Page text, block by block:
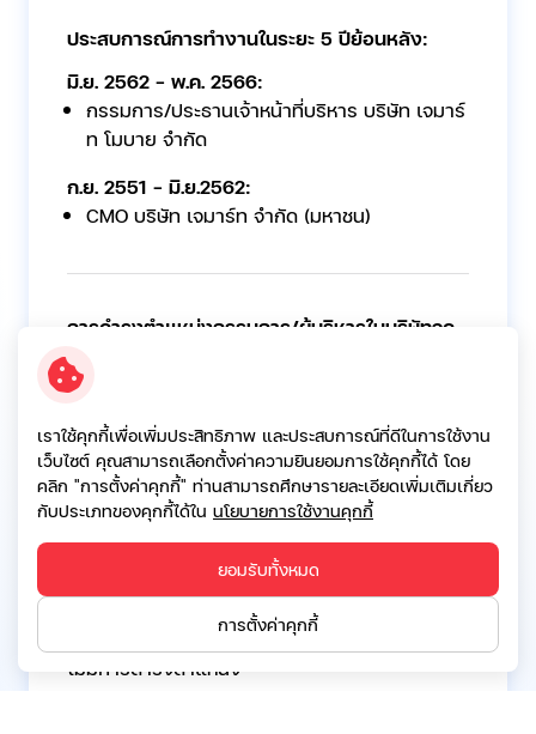
ประสบการณ์การทำงานในระยะ 5 ปีย้อนหลัง:
มิ.ย. 2562 - พ.ค. 2566:
กรรมการ/ประธานเจ้าหน้าที่บริหาร บริษัท เจมาร์
ท โมบาย จำกัด
ก.ย. 2551 - มิ.ย.2562:
CMO บริษัท เจมาร์ท จำกัด (มหาชน)
การดำรงตำแหน่งกรรมการ/ผู้บริหารในบริษัทจด
ทะเบียนฯอื่นในปัจจุบัน:
พ.ค. 2566 - ปัจจุบัน:
กรรมการ/กรรมการผู้จัดการใหญ่/กรรมการการ
ลงทุนและบริหารความเสี่ยง บริษัท ซิงเกอร์
ประเทศไทย จำกัด (มหาชน)
การดำรงตำแหน่งกรรมการ/ผู้บริหารในบริษัท
จำกัด/องค์กรอื่นๆในปัจจุบัน:
ไม่มีการดำรงตำแหน่ง
เราใช้คุกกี้เพื่อเพิ่มประสิทธิภาพ และประสบการณ์ที่ดีในการใช้งาน
เว็บไซต์ คุณสามารถเลือกตั้งค่าความยินยอมการใช้คุกกี้ได้ โดย
คลิก "การตั้งค่าคุกกี้" ท่านสามารถศึกษารายละเอียดเพิ่มเติมเกี่ยว
กับประเภทของคุกกี้ได้ใน นโยบายการใช้งานคุกกี้
ยอมรับทั้งหมด
การตั้งค่าคุกกี้